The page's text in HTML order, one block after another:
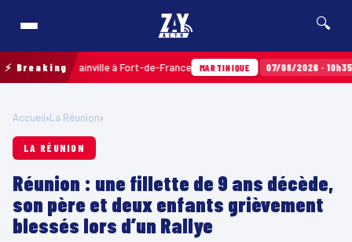
🔍
⚡ Breaking
Terres Sainville à Fort-de-France MARTINIQUE 07/08/2026 · 10h35
Accueil›La Réunion›
LA RÉUNION
Réunion : une fillette de 9 ans décède,
son père et deux enfants grièvement
blessés lors d’un Rallye